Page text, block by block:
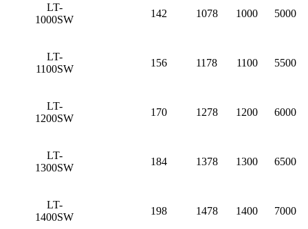
LT-
1000SW
142 1078 1000 5000
LT-
1100SW
156 1178 1100 5500
LT-
1200SW
170 1278 1200 6000
LT-
1300SW
184 1378 1300 6500
LT-
1400SW
198 1478 1400 7000